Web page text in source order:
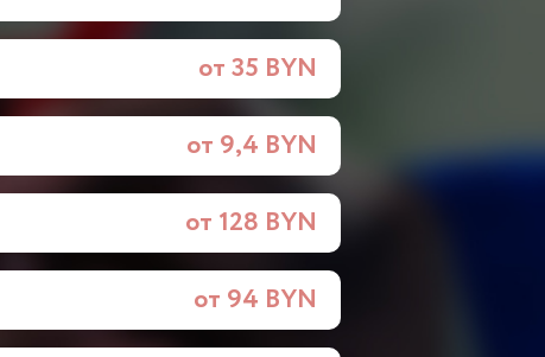
от 35 BYN
от 9,4 BYN
от 128 BYN
от 94 BYN